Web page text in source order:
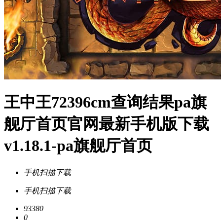
王中王72396cm查询结果pa旗
舰厅首页官网最新手机版下载
v1.18.1-pa旗舰厅首页
手机扫描下载
手机扫描下载
93380
0